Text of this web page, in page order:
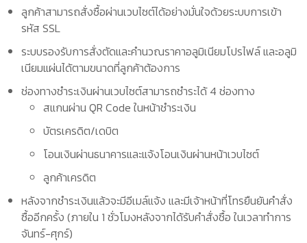
ลูกค้าสามารถสั่งซื้อผ่านเวบไซต์ได้อย่างมั่นใจด้วยระบบการเข้า
รหัส SSL
ระบบรองรับการสั่งตัดและคำนวณราคาอลูมิเนียมโปรไฟล์ และอลูมิ
เนียมแผ่นได้ตามขนาดที่ลูกค้าต้องการ
ช่องทางชำระเงินผ่านเวบไซต์สามารถชำระได้ 4 ช่องทาง
สแกนผ่าน QR Code ในหน้าชำระเงิน
บัตรเครดิต/เดบิต
โอนเงินผ่านธนาคารและแจ้งโอนเงินผ่านหน้าเวบไซต์
ลูกค้าเครดิต
หลังจากชำระเงินแล้วจะมีอีเมล์แจ้ง และมีเจ้าหน้าที่โทรยืนยันคำสั่ง
ซื้ออีกครั้ง (ภายใน 1 ชั่วโมงหลังจากได้รับคำสั่งซื้อ ในเวลาทำการ
จันทร์-ศุกร์)